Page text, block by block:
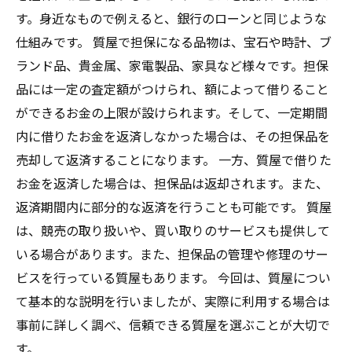
す。身近なもので例えると、銀行のローンと同じような
仕組みです。 質屋で担保になる品物は、宝石や時計、ブ
ランド品、貴金属、家電製品、家具など様々です。担保
品には一定の査定額がつけられ、額によって借りること
ができるお金の上限が設けられます。そして、一定期間
内に借りたお金を返済しなかった場合は、その担保品を
売却して返済することになります。 一方、質屋で借りた
お金を返済した場合は、担保品は返却されます。また、
返済期間内に部分的な返済を行うことも可能です。 質屋
は、競売の取り扱いや、買い取りのサービスも提供して
いる場合があります。また、担保品の管理や修理のサー
ビスを行っている質屋もあります。 今回は、質屋につい
て基本的な説明を行いましたが、実際に利用する場合は
事前に詳しく調べ、信頼できる質屋を選ぶことが大切で
す。